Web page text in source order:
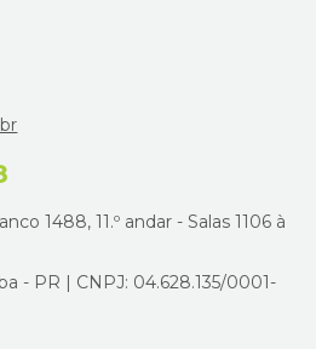
1488, 11.º andar - Salas 1106 à
- PR | CNPJ: 04.628.135/0001-